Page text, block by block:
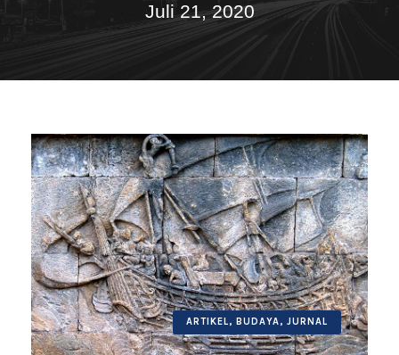
Juli 21, 2020
ARTIKEL, BUDAYA, JURNAL